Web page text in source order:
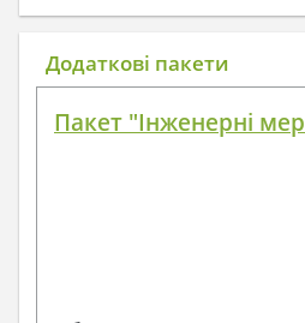
1. До складу
входять:
План покрівлі
Фасади з даними
Елементи прорізів –
Дані перемичок –
Обсяги основних
Архітектурні вузли в
Додаткові пакети
Пакет "Інженерні